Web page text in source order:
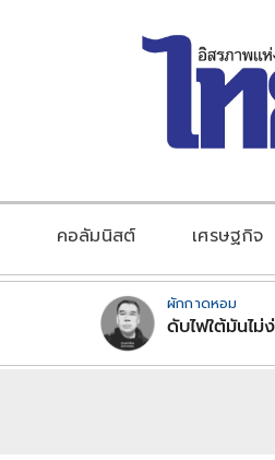
คอลัมนิสต์ เศรษฐกิจ
ผักกาดหอม
ดับไฟใต้มันไม่